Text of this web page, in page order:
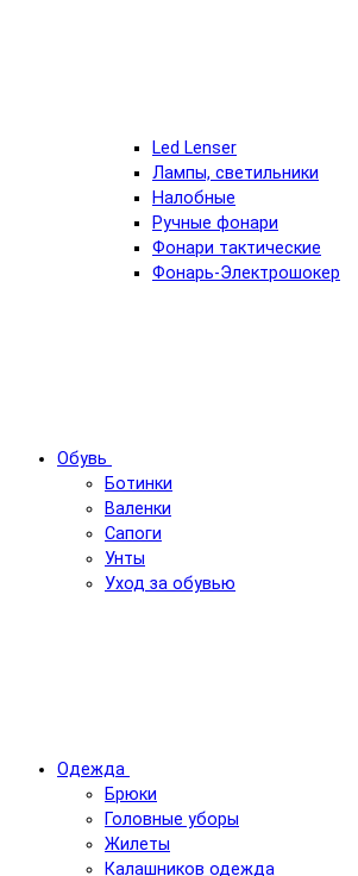
Led Lenser
Лампы, светильники
Налобные
Ручные фонари
Фонари тактические
Фонарь-Электрошокер
Обувь
Ботинки
Валенки
Сапоги
Унты
Уход за обувью
Одежда
Брюки
Головные уборы
Жилеты
Калашников одежда